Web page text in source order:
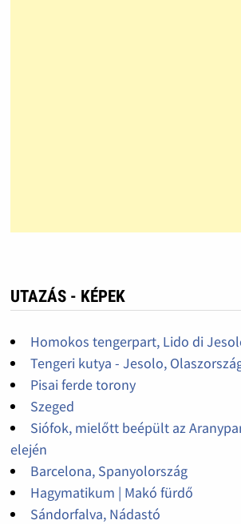
UTAZÁS - KÉPEK
Homokos tengerpart, Lido di
Tengeri kutya - Jesolo,
Pisai ferde torony
Szeged
Siófok, mielőtt beépült az
elején
Barcelona, Spanyolország
Hagymatikum | Makó fürdő
Sándorfalva, Nádastó